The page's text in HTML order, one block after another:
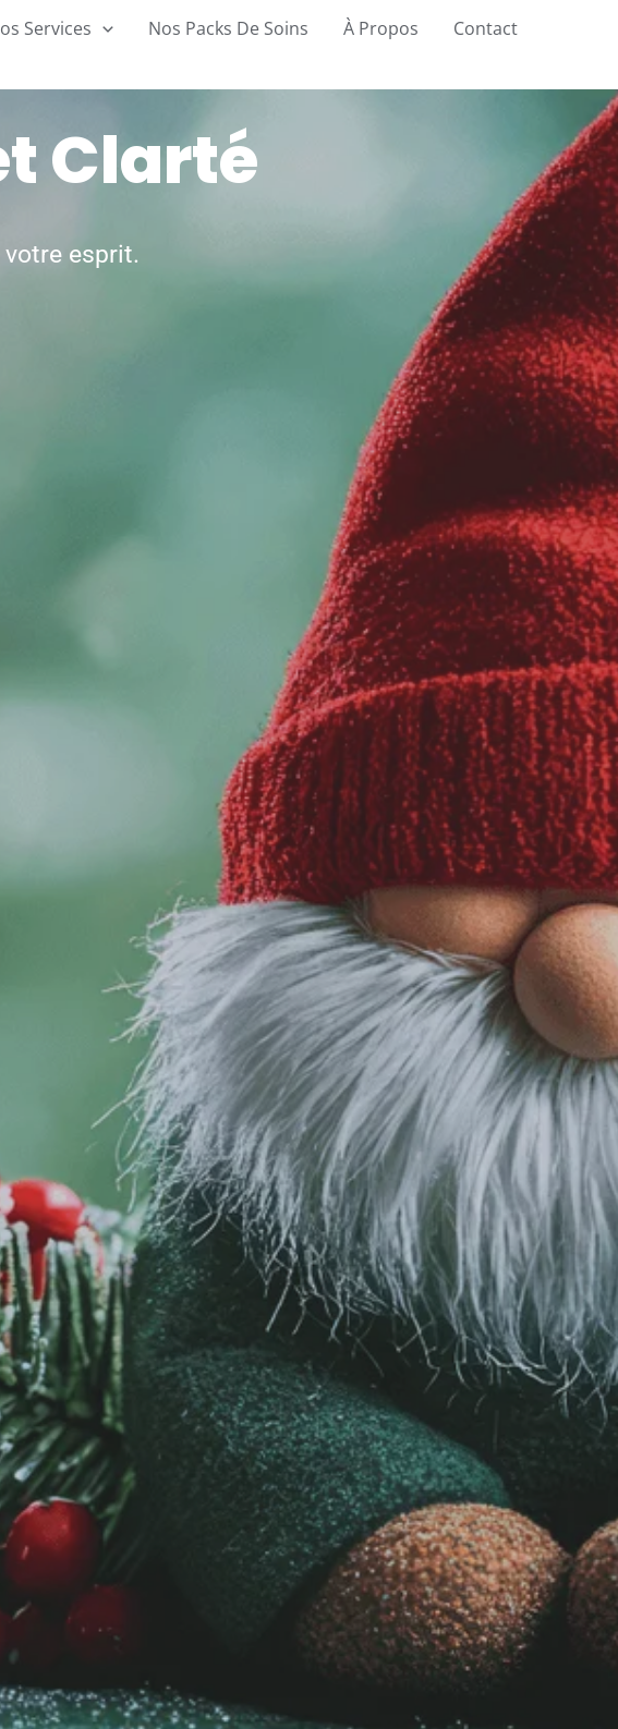
Services Nos Packs De Soins À Propos
Contact
Clarté
esprit.